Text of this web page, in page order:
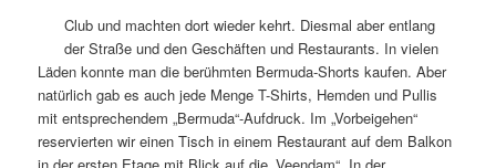
Club und machten dort wieder kehrt. Diesmal aber entlang
der Straße und den Geschäften und Restaurants. In vielen
Läden konnte man die berühmten Bermuda-Shorts kaufen. Aber
natürlich gab es auch jede Menge T-Shirts, Hemden und Pullis
mit entsprechendem „Bermuda“-Aufdruck. Im „Vorbeigehen“
reservierten wir einen Tisch in einem Restaurant auf dem Balkon